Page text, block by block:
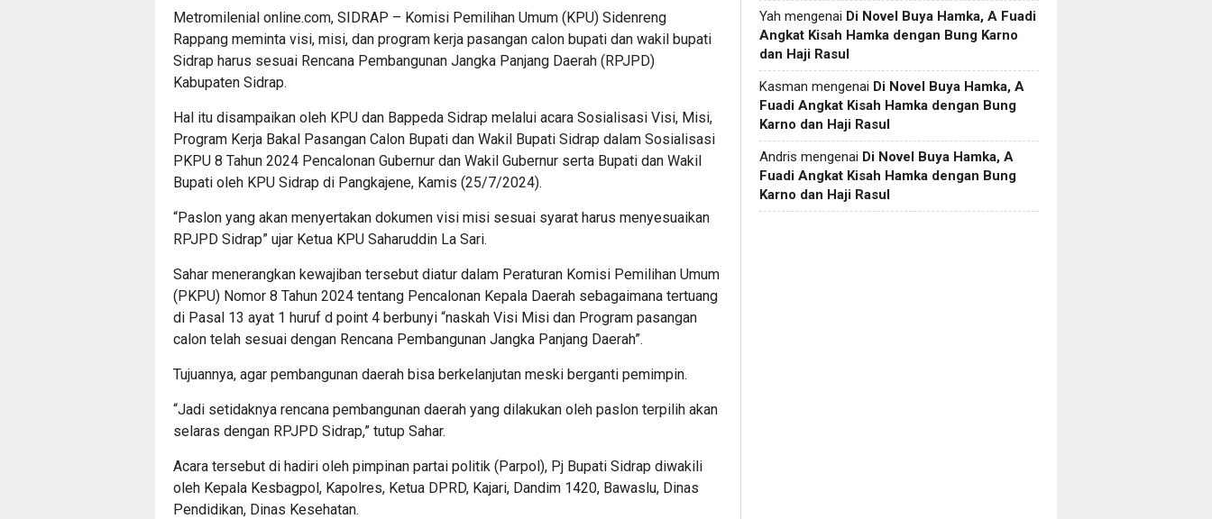
Metromilenial online.com, SIDRAP – Komisi Pemilihan Umum (KPU) Sidenreng
Rappang meminta visi, misi, dan program kerja pasangan calon bupati dan wakil bupati
Sidrap harus sesuai Rencana Pembangunan Jangka Panjang Daerah (RPJPD)
Kabupaten Sidrap.
Hal itu disampaikan oleh KPU dan Bappeda Sidrap melalui acara Sosialisasi Visi, Misi,
Program Kerja Bakal Pasangan Calon Bupati dan Wakil Bupati Sidrap dalam Sosialisasi
PKPU 8 Tahun 2024 Pencalonan Gubernur dan Wakil Gubernur serta Bupati dan Wakil
Bupati oleh KPU Sidrap di Pangkajene, Kamis (25/7/2024).
“Paslon yang akan menyertakan dokumen visi misi sesuai syarat harus menyesuaikan
RPJPD Sidrap” ujar Ketua KPU Saharuddin La Sari.
Sahar menerangkan kewajiban tersebut diatur dalam Peraturan Komisi Pemilihan Umum
(PKPU) Nomor 8 Tahun 2024 tentang Pencalonan Kepala Daerah sebagaimana tertuang
di Pasal 13 ayat 1 huruf d point 4 berbunyi “naskah Visi Misi dan Program pasangan
calon telah sesuai dengan Rencana Pembangunan Jangka Panjang Daerah”.
Tujuannya, agar pembangunan daerah bisa berkelanjutan meski berganti pemimpin.
“Jadi setidaknya rencana pembangunan daerah yang dilakukan oleh paslon terpilih akan
selaras dengan RPJPD Sidrap,” tutup Sahar.
Acara tersebut di hadiri oleh pimpinan partai politik (Parpol), Pj Bupati Sidrap diwakili
oleh Kepala Kesbagpol, Kapolres, Ketua DPRD, Kajari, Dandim 1420, Bawaslu, Dinas
Pendidikan, Dinas Kesehatan.
Yah mengenai Di Novel Buya Hamka, A Fuadi
Angkat Kisah Hamka dengan Bung Karno
dan Haji Rasul
Kasman mengenai Di Novel Buya Hamka, A
Fuadi Angkat Kisah Hamka dengan Bung
Karno dan Haji Rasul
Andris mengenai Di Novel Buya Hamka, A
Fuadi Angkat Kisah Hamka dengan Bung
Karno dan Haji Rasul